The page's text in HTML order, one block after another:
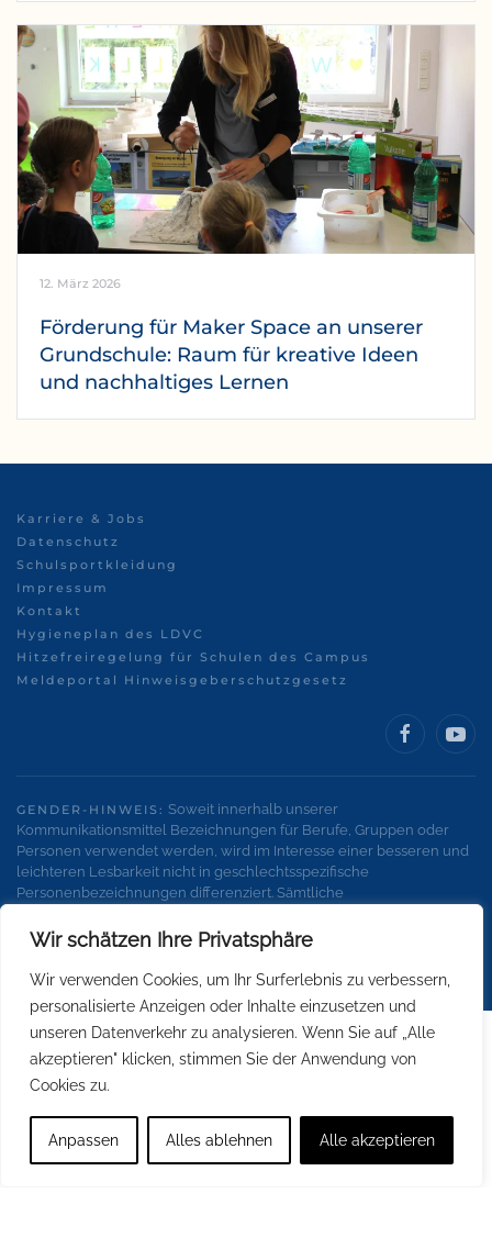
Wir schätzen Ihre Privatsphäre
Wir verwenden Cookies, um Ihr Surferlebnis zu verbessern,
personalisierte Anzeigen oder Inhalte einzusetzen und
unseren Datenverkehr zu analysieren. Wenn Sie auf „Alle
akzeptieren" klicken, stimmen Sie der Anwendung von
Cookies zu.
Anpassen Alles ablehnen Alle akzeptieren
12. März 2026
Förderung für Maker Space an unserer
Grundschule: Raum für kreative Ideen
und nachhaltiges Lernen
Karriere & Jobs
Datenschutz
Schulsportkleidung
Impressum
Kontakt
Hygieneplan des LDVC
Hitzefreiregelung für Schulen des Campus
Meldeportal Hinweisgeberschutzgesetz
GENDER-HINWEIS: Soweit innerhalb unserer
Kommunikationsmittel Bezeichnungen für Berufe, Gruppen oder
Personen verwendet werden, wird im Interesse einer besseren und
leichteren Lesbarkeit nicht in geschlechtsspezifische
Personenbezeichnungen differenziert. Sämtliche
Geschlechter.